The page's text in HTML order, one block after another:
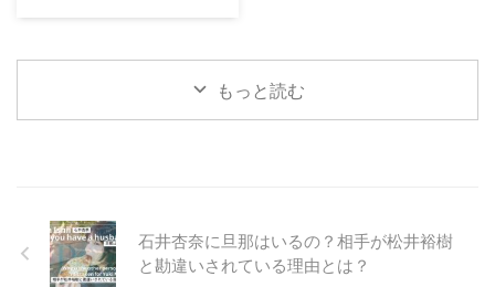
つそうすけ）さんは、話題のドラ
大河ドラマ「豊臣兄弟！」で、豊
ル「ライオン・キング」で俳優デ
ビューされています。当時は野球
に夢中になっていた彼ですが、
もっと読む
石井杏奈に旦那はいるの？相手が松井裕樹
と勘違いされている理由とは？